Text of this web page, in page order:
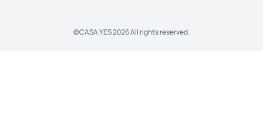
©CASA YES2026All rights reserved.